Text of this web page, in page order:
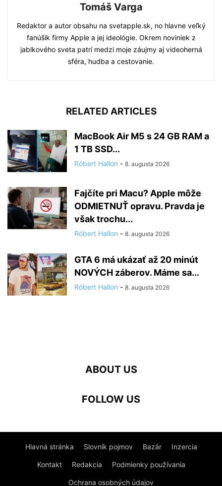
Tomáš Varga
Redaktor a autor obsahu na svetapple.sk, no hlavne veľký
fanúšik firmy Apple a jej ideológie. Okrem noviniek z
jablkového sveta patrí medzi moje záujmy aj videoherná
sféra, hudba a cestovanie.
RELATED ARTICLES
MacBook Air M5 s 24 GB RAM a
1 TB SSD...
Róbert Hallon - 8. augusta 2026
Fajčíte pri Macu? Apple môže
ODMIETNUŤ opravu. Pravda je
však trochu...
Róbert Hallon - 8. augusta 2026
GTA 6 má ukázať až 20 minút
NOVÝCH záberov. Máme sa...
Róbert Hallon - 8. augusta 2026
ABOUT US
FOLLOW US
Hlavná stránka Slovník pojmov Bazár Inzercia
Kontakt Redakcia Podmienky používania
Ochrana osobných údajov